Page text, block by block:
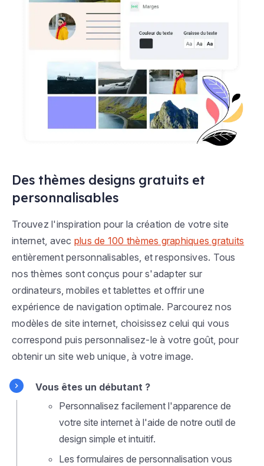
Des thèmes designs gratuits et
personnalisables
Trouvez l'inspiration pour la création de votre site
internet, avec plus de 100 thèmes graphiques gratuits
entièrement personnalisables, et responsives. Tous
nos thèmes sont conçus pour s'adapter sur
ordinateurs, mobiles et tablettes et offrir une
expérience de navigation optimale. Parcourez nos
modèles de site internet, choisissez celui qui vous
correspond puis personnalisez-le à votre goût, pour
obtenir un site web unique, à votre image.
Vous êtes un débutant ?
Personnalisez facilement l'apparence de
votre site internet à l'aide de notre outil de
design simple et intuitif.
Les formulaires de personnalisation vous